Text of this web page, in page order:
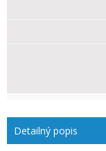
Detailný popis